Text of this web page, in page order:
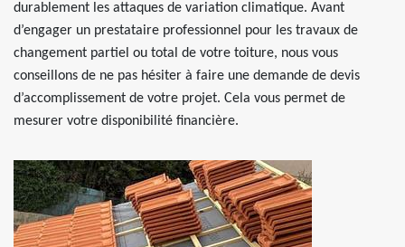
durablement les attaques de variation climatique. Avant
d’engager un prestataire professionnel pour les travaux de
changement partiel ou total de votre toiture, nous vous
conseillons de ne pas hésiter à faire une demande de devis
d’accomplissement de votre projet. Cela vous permet de
mesurer votre disponibilité financière.